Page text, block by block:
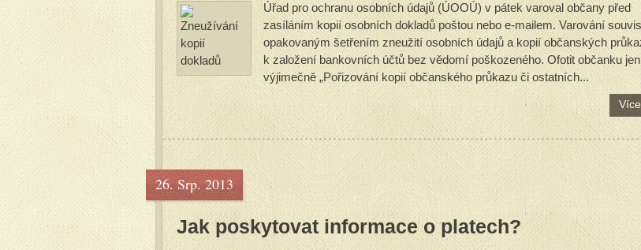
Úřad pro ochranu osobních údajů (ÚOOÚ) v pátek varoval občany před
zasíláním kopií osobních dokladů poštou nebo e-mailem. Varování
opakovaným šetřením zneužití osobních údajů a kopií občanských
k založení bankovních účtů bez vědomí poškozeného. Ofotit občanku jen
výjimečně „Pořizování kopií občanského průkazu či ostatních...
26. Srp. 2013
Jak poskytovat informace o platech?